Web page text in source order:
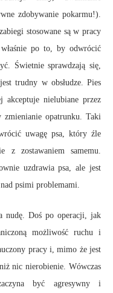
zdobywanie pokarmu!).
stosowane są w pracy
po to, by odwrócić
Świetnie sprawdzają się,
trudny w obsłudze. Pies
nielubiane przez
zmienianie opatrunku. Taki
uwagę psa, który źle
zostawaniem samemu.
uzdrawia psa, ale jest
psimi problemami.
nudę. Doś po operacji, jak
możliwość ruchu i
pracy i, mimo że jest
nic nierobienie. Wówczas
być agresywny i